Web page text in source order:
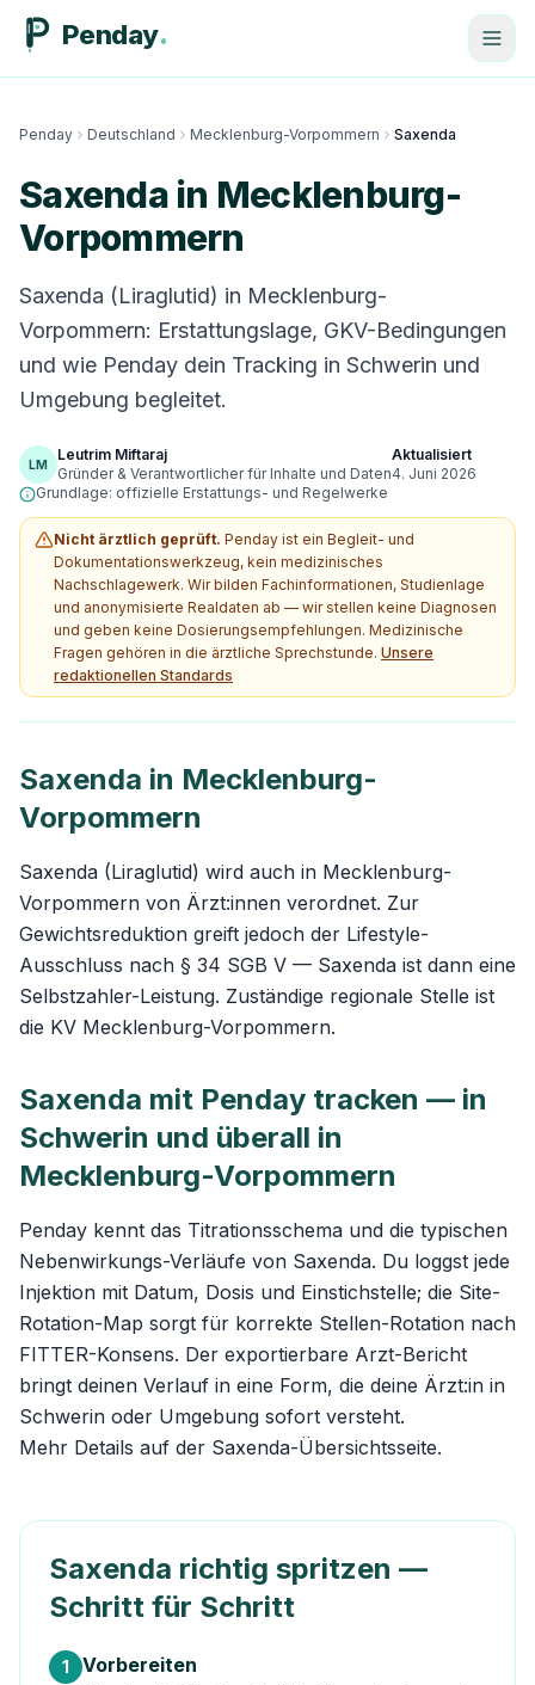
Penday
Penday Deutschland Mecklenburg-Vorpommern Saxenda
Saxenda in Mecklenburg-
Vorpommern
Saxenda (Liraglutid) in Mecklenburg-
Vorpommern: Erstattungslage, GKV-Bedingungen
und wie Penday dein Tracking in Schwerin und
Umgebung begleitet.
LM
Leutrim Miftaraj
Gründer & Verantwortlicher für Inhalte und Daten
Aktualisiert
4. Juni 2026
Grundlage: offizielle Erstattungs- und Regelwerke
Nicht ärztlich geprüft. Penday ist ein Begleit- und
Dokumentationswerkzeug, kein medizinisches
Nachschlagewerk. Wir bilden Fachinformationen, Studienlage
und anonymisierte Realdaten ab — wir stellen keine Diagnosen
und geben keine Dosierungsempfehlungen. Medizinische
Fragen gehören in die ärztliche Sprechstunde. Unsere
redaktionellen Standards
Saxenda in Mecklenburg-
Vorpommern
Saxenda (Liraglutid) wird auch in Mecklenburg-
Vorpommern von Ärzt:innen verordnet. Zur
Gewichtsreduktion greift jedoch der Lifestyle-
Ausschluss nach § 34 SGB V — Saxenda ist dann eine
Selbstzahler-Leistung. Zuständige regionale Stelle ist
die KV Mecklenburg-Vorpommern.
Saxenda mit Penday tracken — in
Schwerin und überall in
Mecklenburg-Vorpommern
Penday kennt das Titrationsschema und die typischen
Nebenwirkungs-Verläufe von Saxenda. Du loggst jede
Injektion mit Datum, Dosis und Einstichstelle; die Site-
Rotation-Map sorgt für korrekte Stellen-Rotation nach
FITTER-Konsens. Der exportierbare Arzt-Bericht
bringt deinen Verlauf in eine Form, die deine Ärzt:in in
Schwerin oder Umgebung sofort versteht.
Mehr Details auf der Saxenda-Übersichtsseite.
Saxenda richtig spritzen —
Schritt für Schritt
1 Vorbereiten